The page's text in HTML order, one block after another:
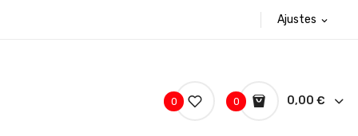
Ajustes expand_more
0 0,00 €
0